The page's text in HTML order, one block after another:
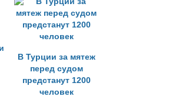
В Турции за мятеж
перед судом
предстанут 1200
человек